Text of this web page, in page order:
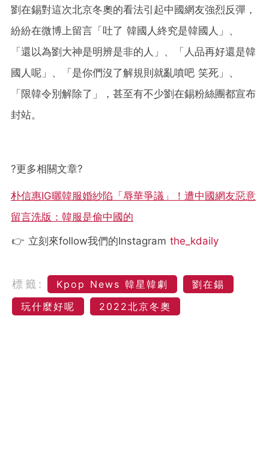
劉在錫對這次北京冬奧的看法引起中國網友強烈反彈，
紛紛在微博上留言「吐了 韓國人終究是韓國人」、
「還以為劉大神是明辨是非的人」、「人品再好還是韓
國人呢」、「是你們沒了解規則就亂噴吧 笑死」、
「限韓令別解除了」，甚至有不少劉在錫粉絲團都宣布
封站。
?更多相關文章?
朴信惠IG曬韓服婚紗陷「辱華爭議」！遭中國網友惡意
留言洗版：韓服是偷中國的
👉 立刻來follow我們的Instagram the_kdaily
標籤: Kpop News 韓星韓劇
劉在錫
玩什麼好呢
2022北京冬奧